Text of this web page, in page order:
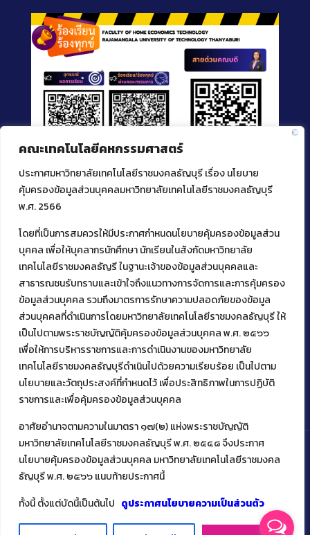
คณะเทคโนโลยีคหกรรมศาสตร์
ประกาศมหาวิทยาลัยเทคโนโลยีราชมงคลธัญบุรี เรื่อง นโยบาย
คุ้มครองข้อมูลส่วนบุคคลมหาวิทยาลัยเทคโนโลยีราชมงคลธัญบุรี
พ.ศ. 2566
โดยที่เป็นการสมควรให้มีประกาศกำหนดนโยบายคุ้มครองข้อมูลส่วน
บุคคล เพื่อให้บุคลากรนักศึกษา นักเรียนในสังกัดมหาวิทยาลัย
เทคโนโลยีราชมงคลธัญรี ในฐานะเจ้าของข้อมูลส่วนบุคคลและ
สาธารณชนรับทราบและเข้าใจถึงแนวทางการจัดการและการคุ้มครอง
ข้อมูลส่วนบุคคล รวมถึงมาตรการรักษาความปลอดภัยของข้อมูล
ส่วนบุคคลที่ดำเนินการโดยมหาวิทยาลัยเทคโนโลยีราชมงคลธัญบุรี ให้
เป็นไปตามพระราชบัญญัติคุ้มครองข้อมูลส่วนบุคคล พ.ศ. ๒๕๖๖
เพื่อให้การบริหารราชการและการดำเนินงานของมหาวิทยาลัย
เทคโนโลยีราชมงคลธัญบุรีดำเนินไปด้วยความเรียบร้อย เป็นไปตาม
นโยบายและวัตถุประสงค์ที่กำหนดไว้ เพื่อประสิทธิภาพในการปฏิบัติ
ราชการและเพื่อคุ้มครองข้อมูลส่วนบุคคล
อาศัยอำนาจตามความในมาตรา ๑๗(๒) แห่งพระราชบัญญัติ
มหาวิทยาลัยเทคโนโลยีราชมงคลธัญบุรี พ.ศ. ๒๕๔๘ จึงประกาศ
นโยบายคุ้มครองข้อมูลส่วนบุคคล มหาวิทยาลัยเทคโนโลยีราชมงคล
ธัญบุรี พ.ศ. ๒๕๖๖ แนบท้ายประกาศนี้
ทั้งนี้ ตั้งแต่บัดนี้เป็นต้นไป ดูประกาศนโยบายความเป็นส่วนตัว
ติดต่อคณะเทคโนโลยีคหกรรมศาสตร์
39 หมู่ 1
ต.คลองหก อ. คลองหลวง
จ.ปทุมธานี 12120
โทร 02 549 3161
Copyright ©️ 2022 คณะเทคโนโลยีคหกรรมศาสตร์ มหาวิทยาลัย
เทคโนโลยีราชมงคลธัญบุรี